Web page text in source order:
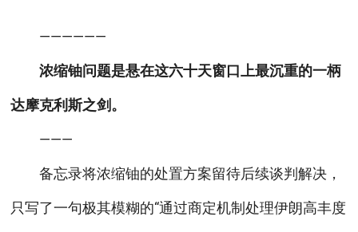
——————
浓缩铀问题是悬在这六十天窗口上最沉重的一柄
达摩克利斯之剑。
———
备忘录将浓缩铀的处置方案留待后续谈判解决，
只写了一句极其模糊的“通过商定机制处理伊朗高丰度